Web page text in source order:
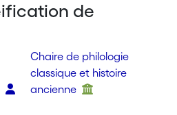
de
Chaire de philologie
classique et histoire
ancienne